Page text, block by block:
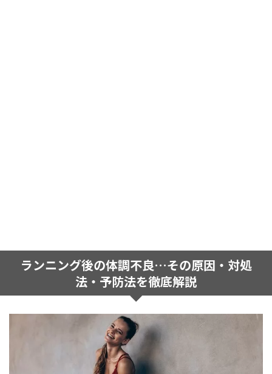
ランニング後の体調不良…その原因・対処
法・予防法を徹底解説